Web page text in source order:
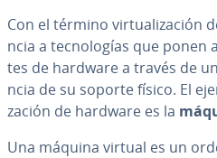
Con el término vi­r­tua­li­za­ción
n­cia a te­c­no­lo­gías que
tes de hardware a través de
n­cia de su soporte físico. El
za­ción de hardware es la
Una máquina virtual es un